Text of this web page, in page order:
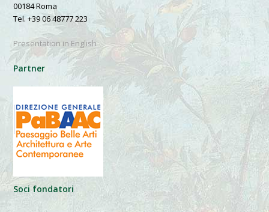
00184 Roma
Tel. +39 06 48777 223
Presentation in English
Partner
Soci fondatori